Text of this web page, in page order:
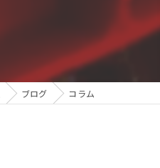
ブログ コラム